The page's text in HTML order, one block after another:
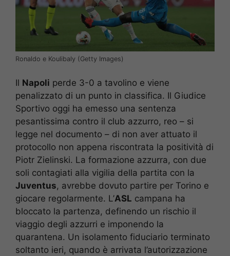
Ronaldo e Koulibaly (Getty Images)
Il Napoli perde 3-0 a tavolino e viene
penalizzato di un punto in classifica. Il Giudice
Sportivo oggi ha emesso una sentenza
pesantissima contro il club azzurro, reo – si
legge nel documento – di non aver attuato il
protocollo non appena riscontrata la positività di
Piotr Zielinski. La formazione azzurra, con due
soli contagiati alla vigilia della partita con la
Juventus, avrebbe dovuto partire per Torino e
giocare regolarmente. L’ASL campana ha
bloccato la partenza, definendo un rischio il
viaggio degli azzurri e imponendo la
quarantena. Un isolamento fiduciario terminato
soltanto ieri, quando è arrivata l’autorizzazione